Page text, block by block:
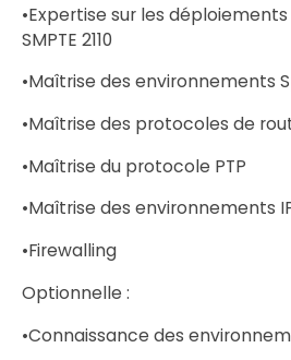
•Expertise sur les
SMPTE 2110
•Maîtrise des environnements
•Maîtrise des protocoles de
•Maîtrise du protocole PTP
•Maîtrise des environnements
•Firewalling
Optionnelle :
•Connaissance des